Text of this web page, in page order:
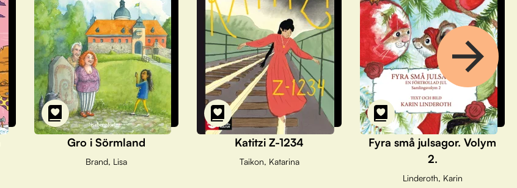
Gro i Sörmland
Brand, Lisa
Katitzi Z-1234
Taikon, Katarina
Fyra små julsagor. Volym
2.
Linderoth, Karin